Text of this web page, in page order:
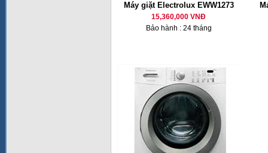
Máy giặt Electrolux EWW1273
15,360,000 VNĐ
Bảo hành : 24 tháng